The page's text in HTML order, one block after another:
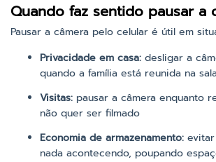
Quando faz sentido pausar a
Pausar a câmera pelo celular é útil em
Privacidade em casa: desligar a
quando a família está reunida na
Visitas: pausar a câmera enquanto
não quer ser filmado
Economia de armazenamento:
nada acontecendo, poupando